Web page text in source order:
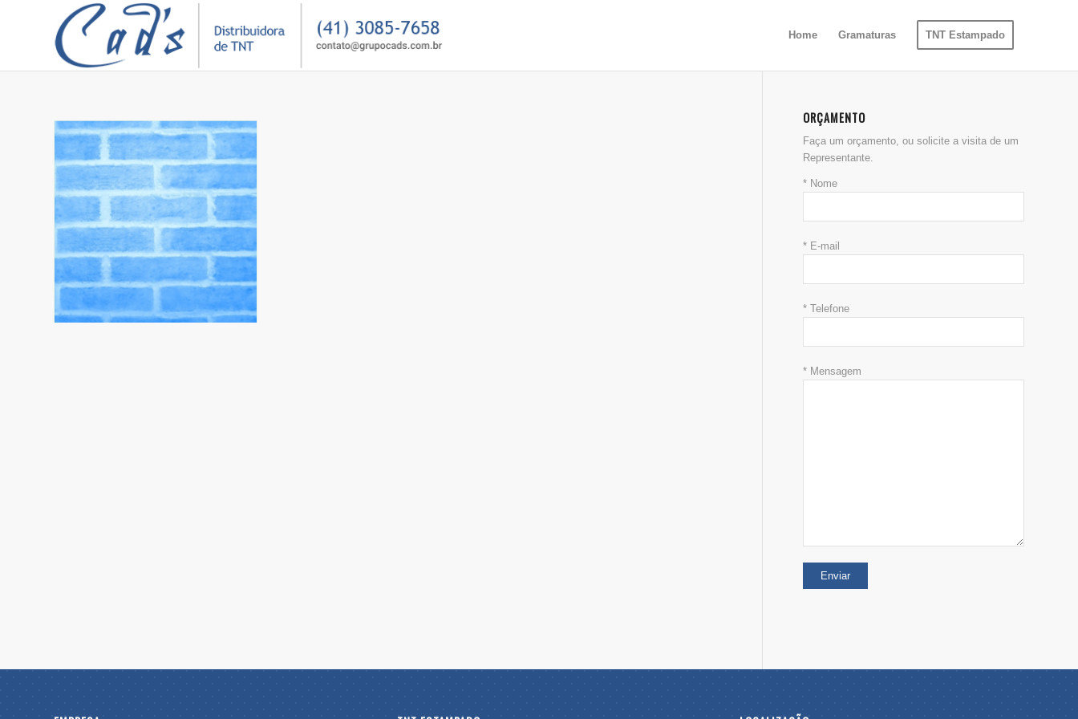
Home Gramaturas TNT Estampado
ORÇAMENTO
Faça um orçamento, ou solicite a visita de um
Representante.
* Nome
* E-mail
* Telefone
* Mensagem